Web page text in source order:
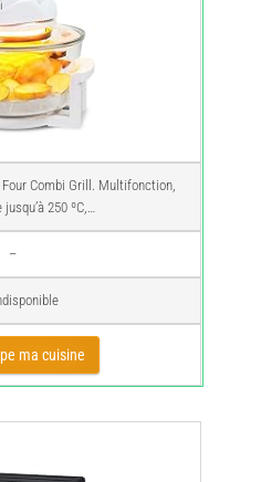
Combi Grill. Multifonction,
250 ºC,…
–
ma cuisine